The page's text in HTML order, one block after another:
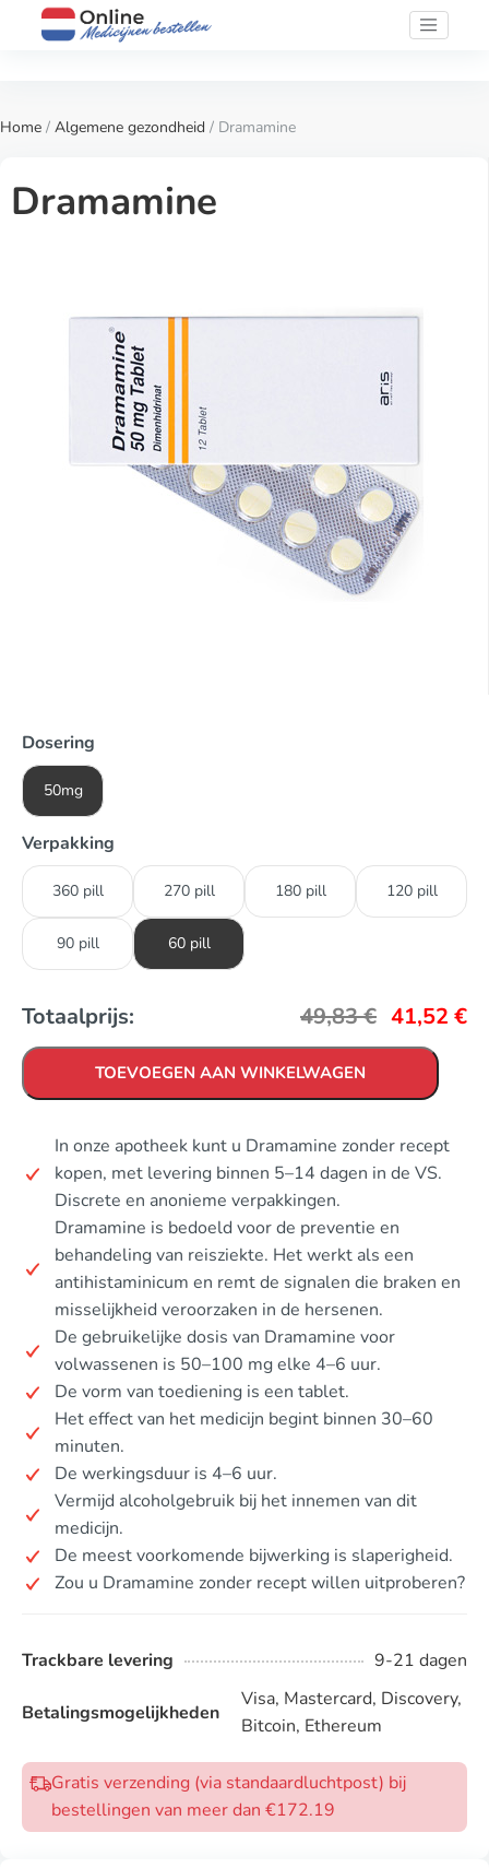
Home / Algemene gezondheid / Dramamine
Dramamine
Dosering
50mg
Verpakking
360 pill 270 pill 180 pill 120 pill
90 pill 60 pill
Totaalprijs: 49,83€ 41,52 €
TOEVOEGEN AAN WINKELWAGEN
In onze apotheek kunt u Dramamine zonder recept
kopen, met levering binnen 5–14 dagen in de VS.
Discrete en anonieme verpakkingen.
Dramamine is bedoeld voor de preventie en
behandeling van reisziekte. Het werkt als een
antihistaminicum en remt de signalen die braken en
misselijkheid veroorzaken in de hersenen.
De gebruikelijke dosis van Dramamine voor
volwassenen is 50–100 mg elke 4–6 uur.
De vorm van toediening is een tablet.
Het effect van het medicijn begint binnen 30–60
minuten.
De werkingsduur is 4–6 uur.
Vermijd alcoholgebruik bij het innemen van dit
medicijn.
De meest voorkomende bijwerking is slaperigheid.
Zou u Dramamine zonder recept willen uitproberen?
Trackbare levering 9-21 dagen
Betalingsmogelijkheden
Visa, Mastercard, Discovery,
Bitcoin, Ethereum
Gratis verzending (via standaardluchtpost) bij
bestellingen van meer dan €172.19